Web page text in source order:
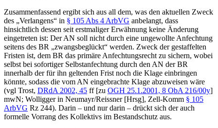
Zusammenfassend ergibt sich aus all dem, was den aktuellen Zweck
des „Verlangens“ in § 105 Abs 4 ArbVG anbelangt, dass
hinsichtlich dessen seit erstmaliger Erwähnung keine Änderung
eingetreten ist: Der AN soll nicht durch eine ungewollte Anfechtung
seitens des BR „zwangsbeglückt“ werden. Zweck der gestaffelten
Fristen ist, dem BR das primäre Anfechtungsrecht zu sichern, wobei
selbst bei sofortiger Selbstanfechtung durch den AN der BR
innerhalb der für ihn geltenden Frist noch die Klage einbringen
könnte, sodass die vom AN eingebrachte Klage abzuweisen wäre
(vgl Trost, DRdA 2002, 45 ff [zu OGH 25.1.2001, 8 ObA 216/00y]
mwN; Wolliggerin Neumayr/Reissner[Hrsg], Zell-Komm § 105
ArbVG Rz 244). Darin – und nur darin – drückt sich der auch
formelle Vorrang des Kollektivs im Bestandschutz aus.